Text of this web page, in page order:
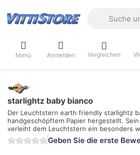
Menü Anmelden Vergleichen
starlightz baby bianco
Der Leuchtstern earth friendly starlightz
handgeschöpftem Papier hergestellt.
verleiht dem Leuchtstern ein besonders
Geben Sie die erste